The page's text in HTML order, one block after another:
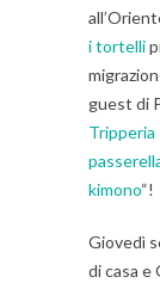
i tortelli
guest di
Tripperia
kimono“!
Giovedì
di casa e